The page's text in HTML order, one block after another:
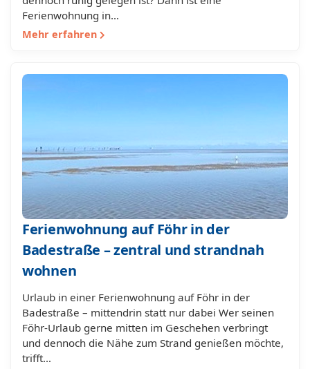
Ferienwohnung in…
Mehr erfahren
Ferienwohnung auf Föhr in der
Badestraße – zentral und strandnah
wohnen
Urlaub in einer Ferienwohnung auf Föhr in der
Badestraße – mittendrin statt nur dabei Wer seinen
Föhr-Urlaub gerne mitten im Geschehen verbringt
und dennoch die Nähe zum Strand genießen möchte,
trifft…